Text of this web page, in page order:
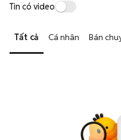
Tin có video
Tất cả Cá nhân Bán